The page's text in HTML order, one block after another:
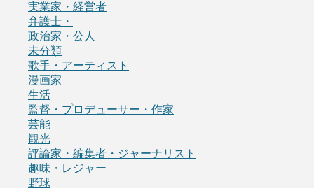
実業家・経営者
弁護士・
政治家・公人
未分類
歌手・アーティスト
漫画家
生活
監督・プロデューサー・作家
芸能
観光
評論家・編集者・ジャーナリスト
趣味・レジャー
野球